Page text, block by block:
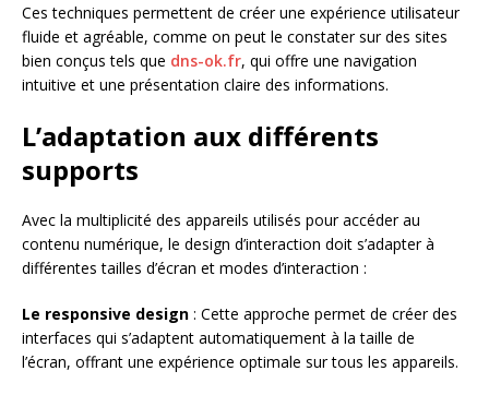
Ces techniques permettent de créer une expérience utilisateur
fluide et agréable, comme on peut le constater sur des sites
bien conçus tels que dns-ok.fr, qui offre une navigation
intuitive et une présentation claire des informations.
L’adaptation aux différents
supports
Avec la multiplicité des appareils utilisés pour accéder au
contenu numérique, le design d’interaction doit s’adapter à
différentes tailles d’écran et modes d’interaction :
Le responsive design : Cette approche permet de créer des
interfaces qui s’adaptent automatiquement à la taille de
l’écran, offrant une expérience optimale sur tous les appareils.